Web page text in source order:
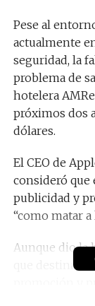
Pese al
actualmente
seguridad, la
problema de
hotelera
próximos dos
dólares.
El CEO de
consideró
publicidad y
“como matar a
Aunque dio la
que destinar